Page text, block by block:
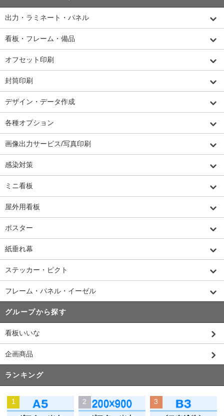
出力・ラミネート・パネル
看板・フレーム・備品
オフセット印刷
封筒印刷
デザイン・データ作成
各種オプション
画像出力サービス/写真印刷
感染対策
ミニ看板
屋外用看板
ポスター
紙垂れ幕
ステッカー・ピクト
フレーム・パネル・イーゼル
グループから探す
看板いいな
企画商品
ランキング
1 2 3